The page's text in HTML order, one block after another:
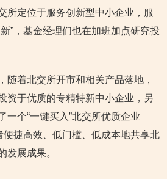
所定位于服务创新型中小企业，服
”，基金经理们也在加班加点研究投
随着北交所开市和相关产品落地，
资于优质的专精特新中小企业，另
一个“一键买入”北交所优质企业
便捷高效、低门槛、低成本地共享北
发展成果。